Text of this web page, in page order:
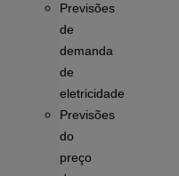
Previsões
de
demanda
de
eletricidade
Previsões
do
preço